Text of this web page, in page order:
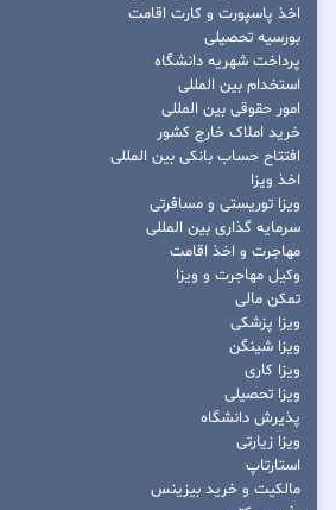
اخذ پاسپورت و کارت اقامت
بورسیه تحصیلی
پرداخت شهریه دانشگاه
استخدام بین المللی
امور حقوقی بین المللی
خرید املاک خارج کشور
افتتاح حساب بانکی بین المللی
اخذ ویزا
ویزا توریستی و مسافرتی
سرمایه گذاری بین المللی
مهاجرت و اخذ اقامت
وکیل مهاجرت و ویزا
تمکن مالی
ویزا پزشکی
ویزا شینگن
ویزا کاری
ویزا تحصیلی
پذیرش دانشگاه
ویزا زیارتی
استارتاپ
مالکیت و خرید بیزینس